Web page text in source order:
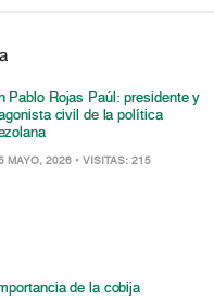
Pablo Rojas Paúl: presidente y
civil de la política
MAYO, 2026 • VISITAS: 215
de la cobija